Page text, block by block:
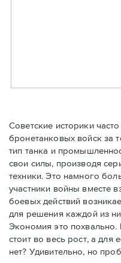
Советские историки
бронетанковых войск за
тип танка и
свои силы, производя
техники. Это намного
участники войны вместе
боевых действий
для решения каждой из
Экономия это похвально.
стоит во весь рост, а для
нет? Удивительно, но